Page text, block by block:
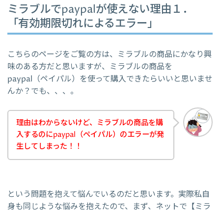
ミラブルでpaypalが使えない理由１．
「有効期限切れによるエラー」
こちらのページをご覧の方は、ミラブルの商品にかなり興
味のある方だと思いますが、ミラブルの商品を
paypal（ペイパル）を使って購入できたらいいと思いませ
んか？でも、、、。
理由はわからないけど、ミラブルの商品を購
入するのにpaypal（ペイパル）のエラーが発
生してしまった！！
という問題を抱えて悩んでいるのだと思います。実際私自
身も同じような悩みを抱えたので、まず、ネットで【ミラ